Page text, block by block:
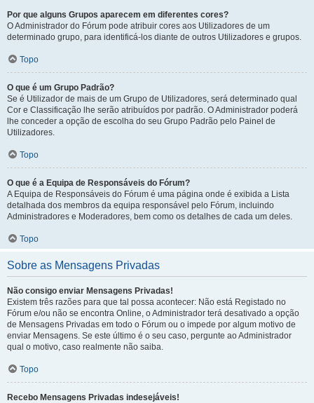
Por que alguns Grupos aparecem em diferentes cores?
O Administrador do Fórum pode atribuir cores aos Utilizadores de um
determinado grupo, para identificá-los diante de outros Utilizadores e grupos.
Topo
O que é um Grupo Padrão?
Se é Utilizador de mais de um Grupo de Utilizadores, será determinado qual
Cor e Classificação lhe serão atribuídos por padrão. O Administrador poderá
lhe conceder a opção de escolha do seu Grupo Padrão pelo Painel de
Utilizadores.
Topo
O que é a Equipa de Responsáveis do Fórum?
A Equipa de Responsáveis do Fórum é uma página onde é exibida a Lista
detalhada dos membros da equipa responsável pelo Fórum, incluindo
Administradores e Moderadores, bem como os detalhes de cada um deles.
Topo
Sobre as Mensagens Privadas
Não consigo enviar Mensagens Privadas!
Existem três razões para que tal possa acontecer: Não está Registado no
Fórum e/ou não se encontra Online, o Administrador terá desativado a opção
de Mensagens Privadas em todo o Fórum ou o impede por algum motivo de
enviar Mensagens. Se este último é o seu caso, pergunte ao Administrador
qual o motivo, caso realmente não saiba.
Topo
Recebo Mensagens Privadas indesejáveis!